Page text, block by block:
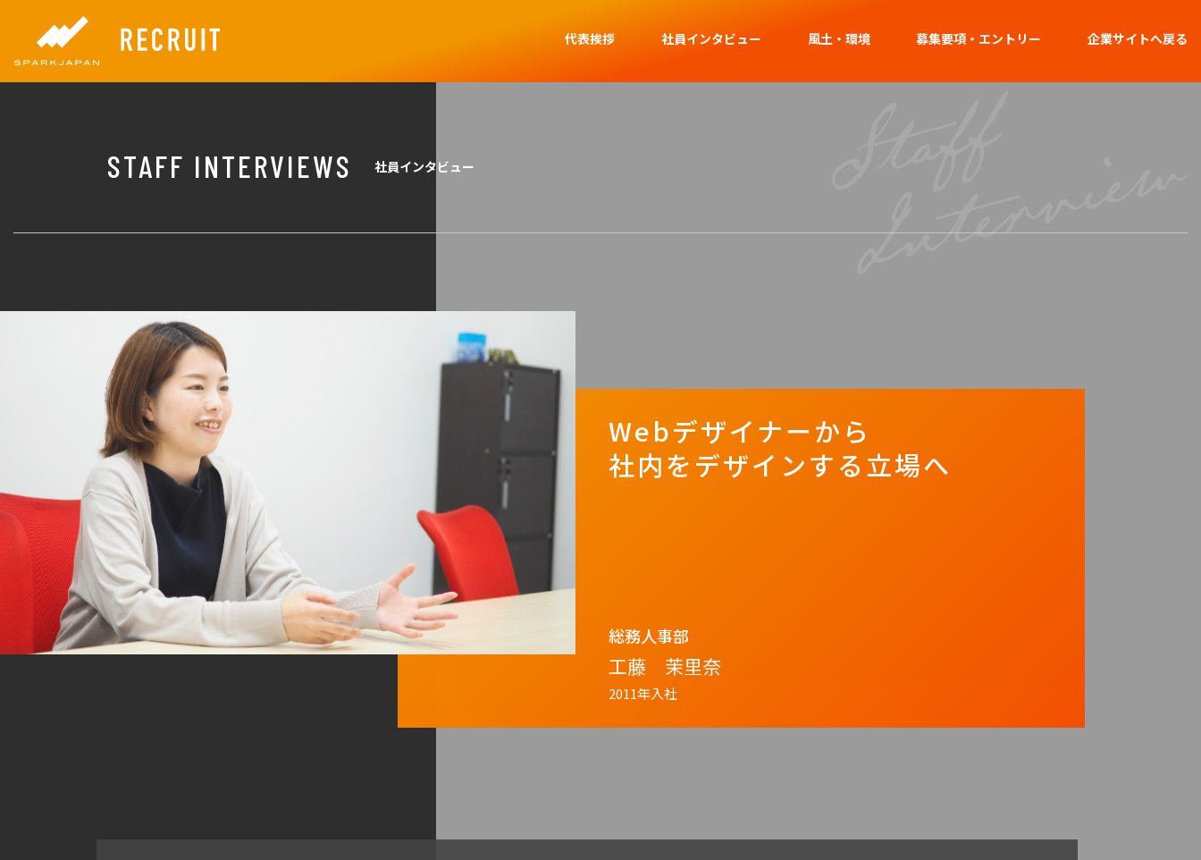
代表挨拶 社員インタビュー 風土・環境 募集要項・エントリー 企業サイトへ戻る
STAFF INTERVIEWS 社員インタビュー
Webデザイナーから
社内をデザインする立場へ
総務人事部
工藤 茉里奈
2011年入社